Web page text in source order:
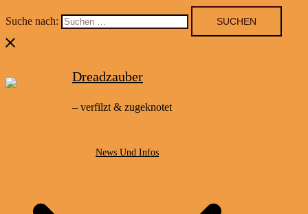
Suche nach:
Dreadzauber
– verfilzt & zugeknotet
News Und Infos